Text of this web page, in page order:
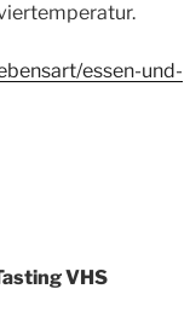
essen-und-
VHS